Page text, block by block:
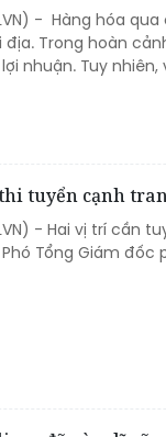
- Hàng hóa
địa. Trong hoàn
nhuận. Tuy
tuyển cạnh
- Hai vị trí cần
Tổng Giám đốc